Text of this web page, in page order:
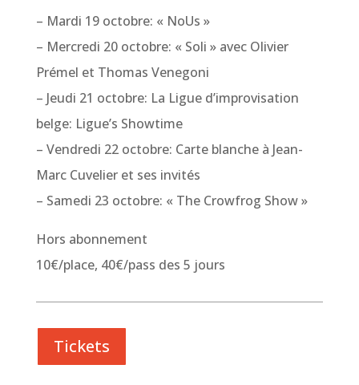
– Mardi 19 octobre: « NoUs »
– Mercredi 20 octobre: « Soli » avec Olivier
Prémel et Thomas Venegoni
– Jeudi 21 octobre: La Ligue d’improvisation
belge: Ligue’s Showtime
– Vendredi 22 octobre: Carte blanche à Jean-
Marc Cuvelier et ses invités
– Samedi 23 octobre: « The Crowfrog Show »
Hors abonnement
10€/place, 40€/pass des 5 jours
Tickets